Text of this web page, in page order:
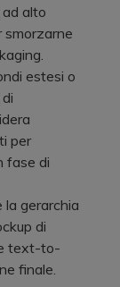
alto
smorzarne
estesi o
per
fase di
gerarchia
di
text-to-
finale.